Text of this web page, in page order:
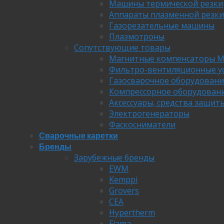
Машины термической резки
Аппараты плазменной резки
Газорезательные машины
Плазмотроны
Сопутствующие товары
Магнитные компенсаторы
Фильтро-вентиляционные
Газосварочное
Компрессорное
Аксессуары, средства
Электрогенераторы
Фаскосниматели
Сварочные каретки
Бренды
Зарубежные бренды
EWM
Kemppi
Grovers
CEA
Hypertherm